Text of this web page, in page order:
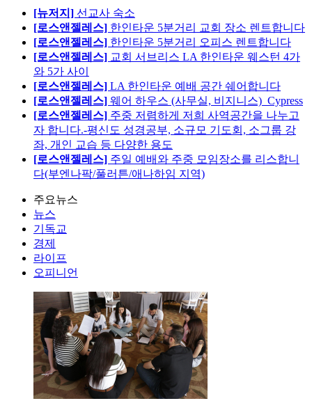
[뉴저지] 선교사 숙소
[로스앤젤레스] 한인타운 5분거리 교회 장소 렌트합니다
[로스앤젤레스] 한인타운 5분거리 오피스 렌트합니다
[로스앤젤레스] 교회 서브리스 LA 한인타운 웨스턴 4가
와 5가 사이
[로스앤젤레스] LA 한인타운 예배 공간 쉐어합니다
[로스앤젤레스] 웨어 하우스 (사무실, 비지니스)_Cypress
[로스앤젤레스] 주중 저렴하게 저희 사역공간을 나누고
자 합니다.-평신도 성경공부, 소규모 기도회, 소그룹 강
좌, 개인 교습 등 다양한 용도
[로스앤젤레스] 주일 예배와 주중 모임장소를 리스합니
다(부엔나팍/풀러튼/애나하임 지역)
주요뉴스
뉴스
기독교
경제
라이프
오피니언